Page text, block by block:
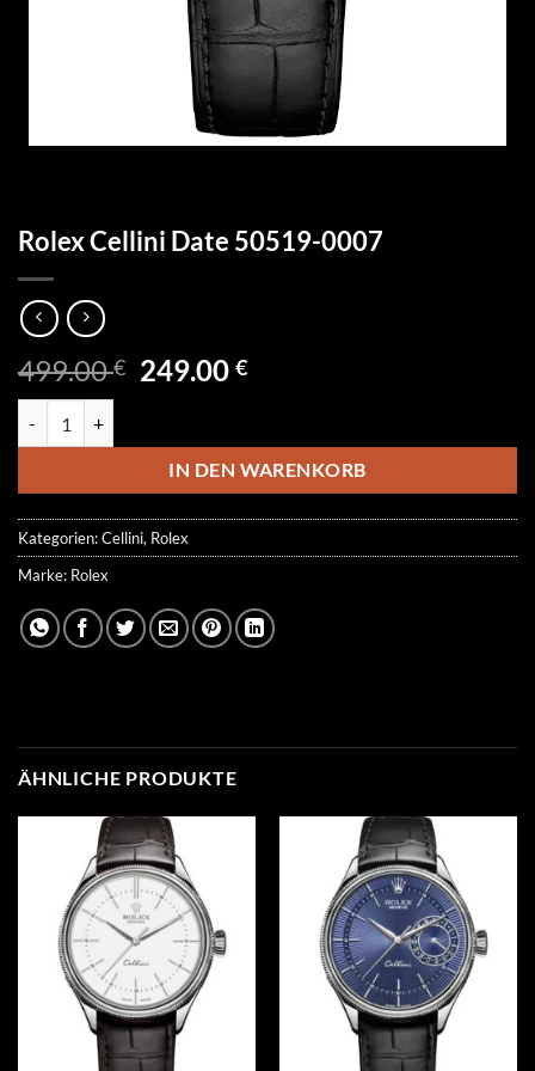
Rolex Cellini Date 50519-0007
499.00€ Ursprünglicher
499.00 €
249.00€Aktueller
249.00 €.
IN DEN WARENKORB
Kategorien:Cellini, Rolex
Marke: Rolex
ÄHNLICHE PRODUKTE